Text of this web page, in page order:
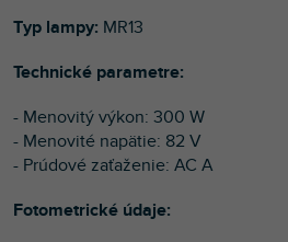
Typ lampy: MR13
Technické parametre:
- Menovitý výkon: 300 W
- Menovité napätie: 82 V
- Prúdové zaťaženie: AC A
Fotometrické údaje: